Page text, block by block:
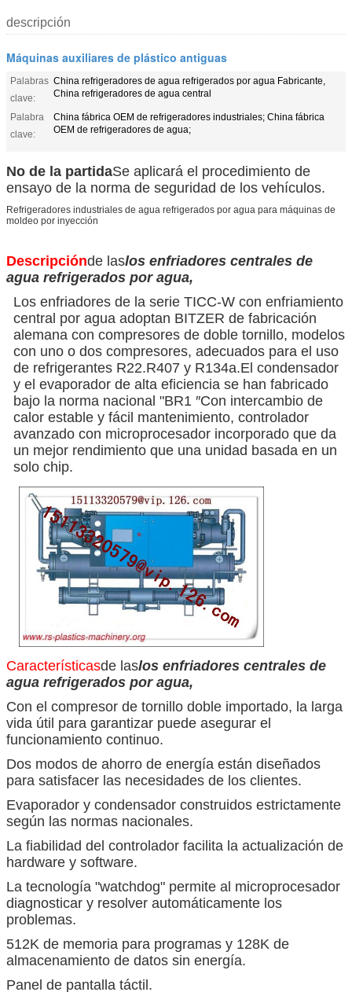
descripción
Máquinas auxiliares de plástico antiguas
Palabras
clave:
China refrigeradores de agua refrigerados por agua Fabricante,
China refrigeradores de agua central
Palabra
clave:
China fábrica OEM de refrigeradores industriales; China fábrica
OEM de refrigeradores de agua;
No de la partidaSe aplicará el procedimiento de
ensayo de la norma de seguridad de los vehículos.
Refrigeradores industriales de agua refrigerados por agua para máquinas de
moldeo por inyección
Descripciónde laslos enfriadores centrales de
agua refrigerados por agua,
Los enfriadores de la serie TICC-W con enfriamiento
central por agua adoptan BITZER de fabricación
alemana con compresores de doble tornillo, modelos
con uno o dos compresores, adecuados para el uso
de refrigerantes R22.R407 y R134a.El condensador
y el evaporador de alta eficiencia se han fabricado
bajo la norma nacional "BR1 ′′Con intercambio de
calor estable y fácil mantenimiento, controlador
avanzado con microprocesador incorporado que da
un mejor rendimiento que una unidad basada en un
solo chip.
Característicasde laslos enfriadores centrales de
agua refrigerados por agua,
Con el compresor de tornillo doble importado, la larga
vida útil para garantizar puede asegurar el
funcionamiento continuo.
Dos modos de ahorro de energía están diseñados
para satisfacer las necesidades de los clientes.
Evaporador y condensador construidos estrictamente
según las normas nacionales.
La fiabilidad del controlador facilita la actualización de
hardware y software.
La tecnología "watchdog" permite al microprocesador
diagnosticar y resolver automáticamente los
problemas.
512K de memoria para programas y 128K de
almacenamiento de datos sin energía.
Panel de pantalla táctil.